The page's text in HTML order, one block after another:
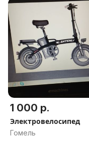
1 000 р.
Электровелосипед
Гомель